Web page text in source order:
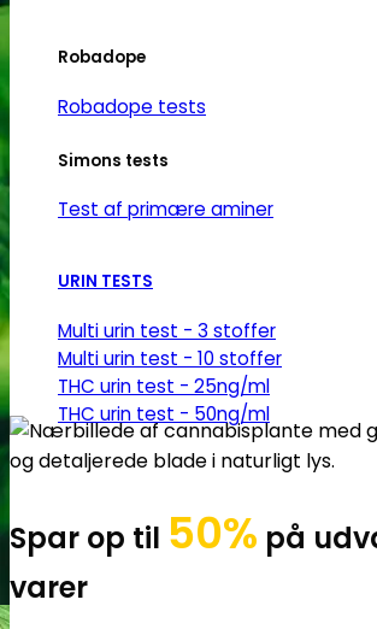
Robadope
Robadope tests
Simons tests
Test af primære aminer
URIN TESTS
Multi urin test - 3 stoffer
Multi urin test - 10 stoffer
THC urin test - 25ng/ml
THC urin test - 50ng/ml
Spar op til 50% på
varer